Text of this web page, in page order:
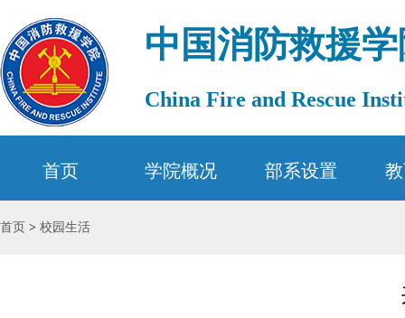
中国消防救援
China Fire and Rescue
首页 学院概况 部系设置
首页 > 校园生活